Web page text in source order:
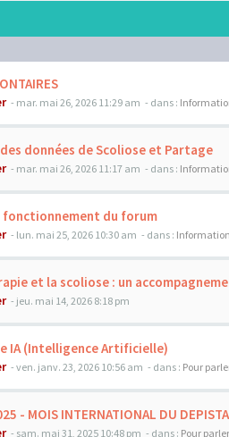
- mar. mai 26, 2026 11:29 am - dans :
données de Scoliose et Partage
- mar. mai 26, 2026 11:17 am - dans :
fonctionnement du forum
- lun. mai 25, 2026 10:30 am - dans :
et la scoliose : un
- jeu. mai 14, 2026 8:18 pm
IA (Intelligence Artificielle)
- ven. janv. 23, 2026 10:56 am - dans : Pour
- MOIS INTERNATIONAL DU
- sam. mai 31, 2025 10:48 pm - dans : Pour